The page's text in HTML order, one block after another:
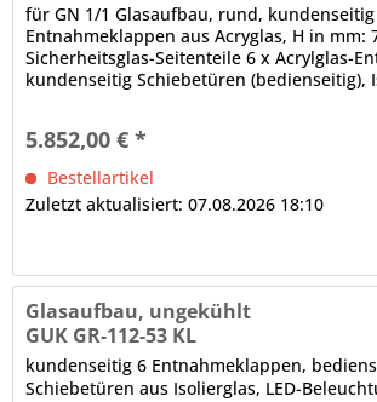
für GN 1/1 Glasaufbau, rund, kundenseitig
Entnahmeklappen aus Acryglas, H in mm:
Sicherheitsglas-Seitenteile 6 x Acrylglas-
kundenseitig Schiebetüren (bedienseitig),
Leuchtmittel für Bäckereiprodukte auf
elektrische...
5.852,00 € *
Bestellartikel
Zuletzt aktualisiert: 07.08.2026 18:10
Glasaufbau, ungekühlt
GUK GR-112-53 KL
kundenseitig 6 Entnahmeklappen,
Schiebetüren aus Isolierglas, LED-